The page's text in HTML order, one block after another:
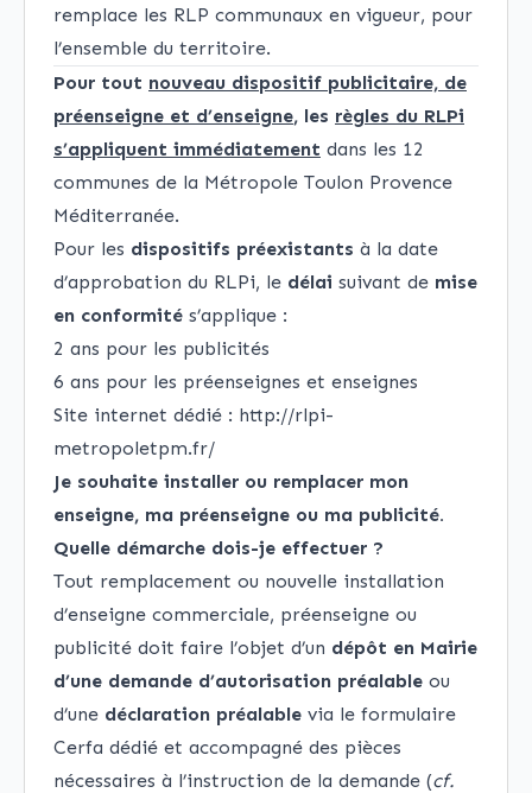
remplace les RLP communaux en vigueur, pour
l’ensemble du territoire.
Pour tout nouveau dispositif publicitaire, de
préenseigne et d’enseigne, les règles du RLPi
s’appliquent immédiatement dans les 12
communes de la Métropole Toulon Provence
Méditerranée.
Pour les dispositifs préexistants à la date
d’approbation du RLPi, le délai suivant de mise
en conformité s’applique :
2 ans pour les publicités
6 ans pour les préenseignes et enseignes
Site internet dédié : http://rlpi-
metropoletpm.fr/
Je souhaite installer ou remplacer mon
enseigne, ma préenseigne ou ma publicité.
Quelle démarche dois-je effectuer ?
Tout remplacement ou nouvelle installation
d’enseigne commerciale, préenseigne ou
publicité doit faire l’objet d’un dépôt en Mairie
d’une demande d’autorisation préalable ou
d’une déclaration préalable via le formulaire
Cerfa dédié et accompagné des pièces
nécessaires à l’instruction de la demande (cf.